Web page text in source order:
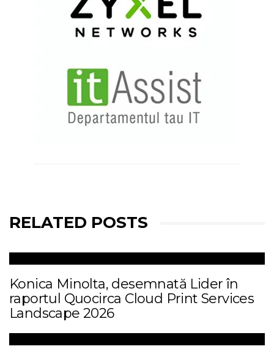
RELATED POSTS
Konica Minolta, desemnată Lider în
raportul Quocirca Cloud Print Services
Landscape 2026